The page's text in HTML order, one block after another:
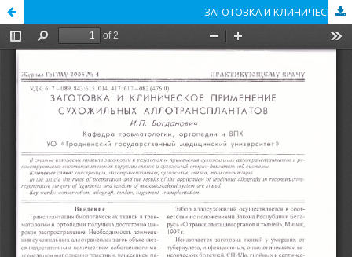
ЗАГОТОВКА И КЛИНИЧЕСКОЕ ПРИМЕНЕНИЕ СУХОЖИЛЬНЫХ АЛЛОТРАНСПЛАНТАТОВ